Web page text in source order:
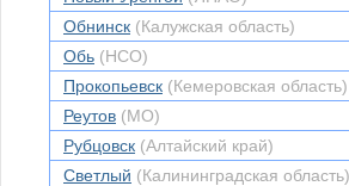
Обнинск (Калужская область)
Обь (НСО)
Прокопьевск (Кемеровская область)
Реутов (МО)
Рубцовск (Алтайский край)
Светлый (Калининградская область)